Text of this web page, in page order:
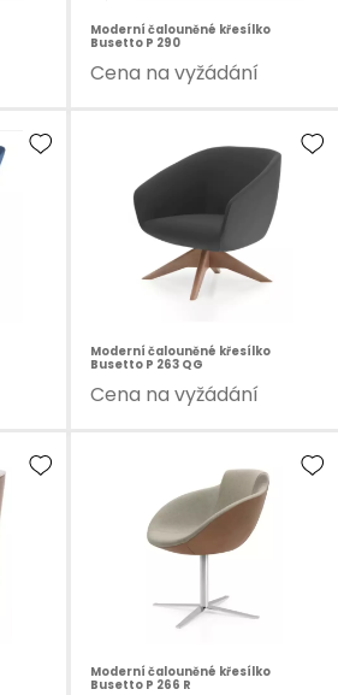
Moderní čalouněné křesílko
Busetto P 290
Cena na vyžádání
Moderní čalouněné křesílko
Busetto P 263 QG
Cena na vyžádání
Moderní čalouněné křesílko
Busetto P 266 R